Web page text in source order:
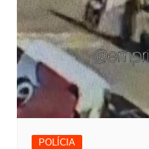
POLÍCIA